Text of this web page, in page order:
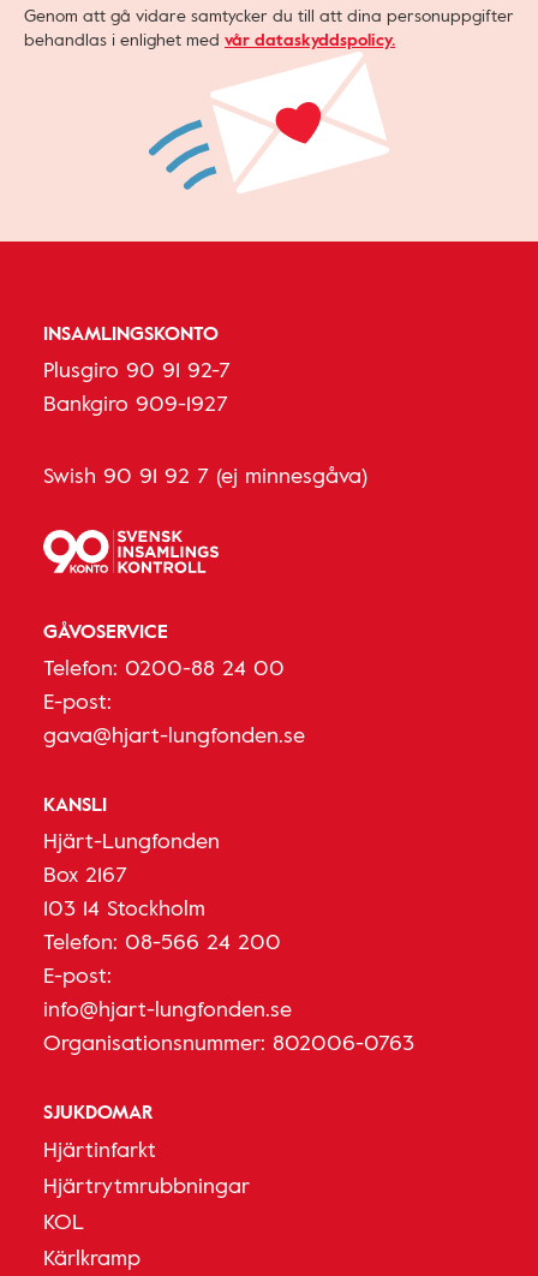
Genom att gå vidare samtycker du till att dina personuppgifter
behandlas i enlighet med vår dataskyddspolicy.
INSAMLINGSKONTO
Plusgiro 90 91 92-7
Bankgiro 909-1927
Swish 90 91 92 7 (ej minnesgåva)
GÅVOSERVICE
Telefon: 0200-88 24 00
E-post:
gava@hjart-lungfonden.se
KANSLI
Hjärt-Lungfonden
Box 2167
103 14 Stockholm
Telefon: 08-566 24 200
E-post:
info@hjart-lungfonden.se
Organisationsnummer: 802006-0763
SJUKDOMAR
Hjärtinfarkt
Hjärtrytmrubbningar
KOL
Kärlkramp